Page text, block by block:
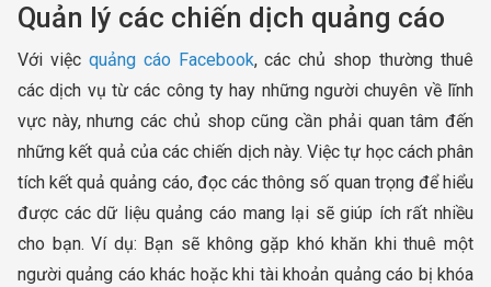
Quản lý các chiến dịch quảng cáo
Với việc quảng cáo Facebook, các chủ shop thường thuê
các dịch vụ từ các công ty hay những người chuyên về lĩnh
vực này, nhưng các chủ shop cũng cần phải quan tâm đến
những kết quả của các chiến dịch này. Việc tự học cách phân
tích kết quả quảng cáo, đọc các thông số quan trọng để hiểu
được các dữ liệu quảng cáo mang lại sẽ giúp ích rất nhiều
cho bạn. Ví dụ: Bạn sẽ không gặp khó khăn khi thuê một
người quảng cáo khác hoặc khi tài khoản quảng cáo bị khóa